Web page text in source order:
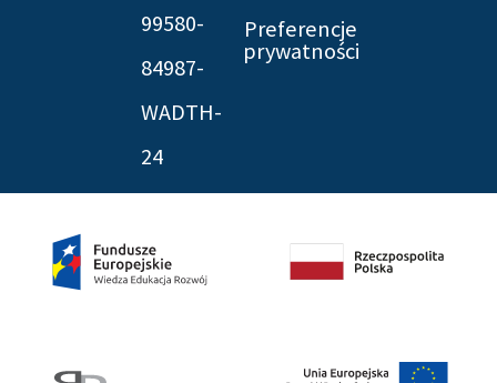
99580-
84987-
WADTH-
24
Preferencje
prywatności